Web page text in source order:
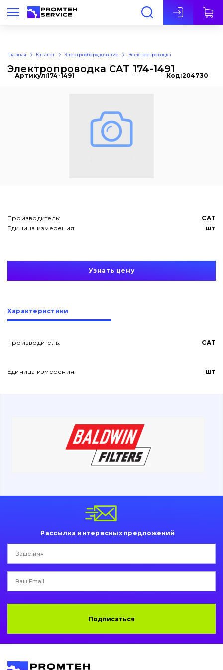
Рус
О нас
Контакты
Вакансии
Фильтры и смазочные материалы
Ножи, режущие кромки
Защита (ковша, адаптера)
Пальци и втулки
Гидравлика
написати
Главная Каталог Электрооборудование Электропроводка
Электропроводка CAT 174-1491
Артикул:174-1491 Код:204730
Производитель:
CAT
Единица измерения:
шт
Узнать цену
Характеристики
Производитель: CAT
Единица измерения: шт
Рассылка интересных предложений
Подписаться